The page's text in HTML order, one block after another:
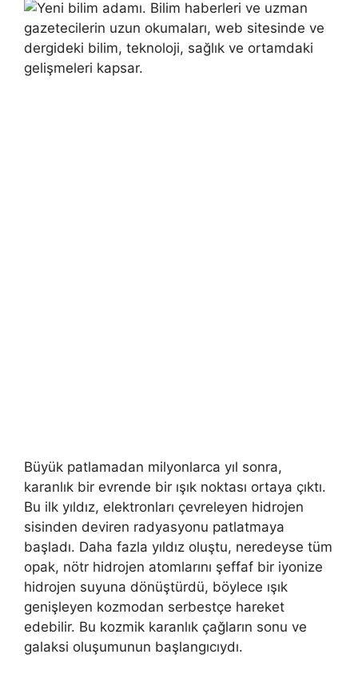
Büyük patlamadan milyonlarca yıl sonra,
karanlık bir evrende bir ışık noktası ortaya çıktı.
Bu ilk yıldız, elektronları çevreleyen hidrojen
sisinden deviren radyasyonu patlatmaya
başladı. Daha fazla yıldız oluştu, neredeyse tüm
opak, nötr hidrojen atomlarını şeffaf bir iyonize
hidrojen suyuna dönüştürdü, böylece ışık
genişleyen kozmodan serbestçe hareket
edebilir. Bu kozmik karanlık çağların sonu ve
galaksi oluşumunun başlangıcıydı.